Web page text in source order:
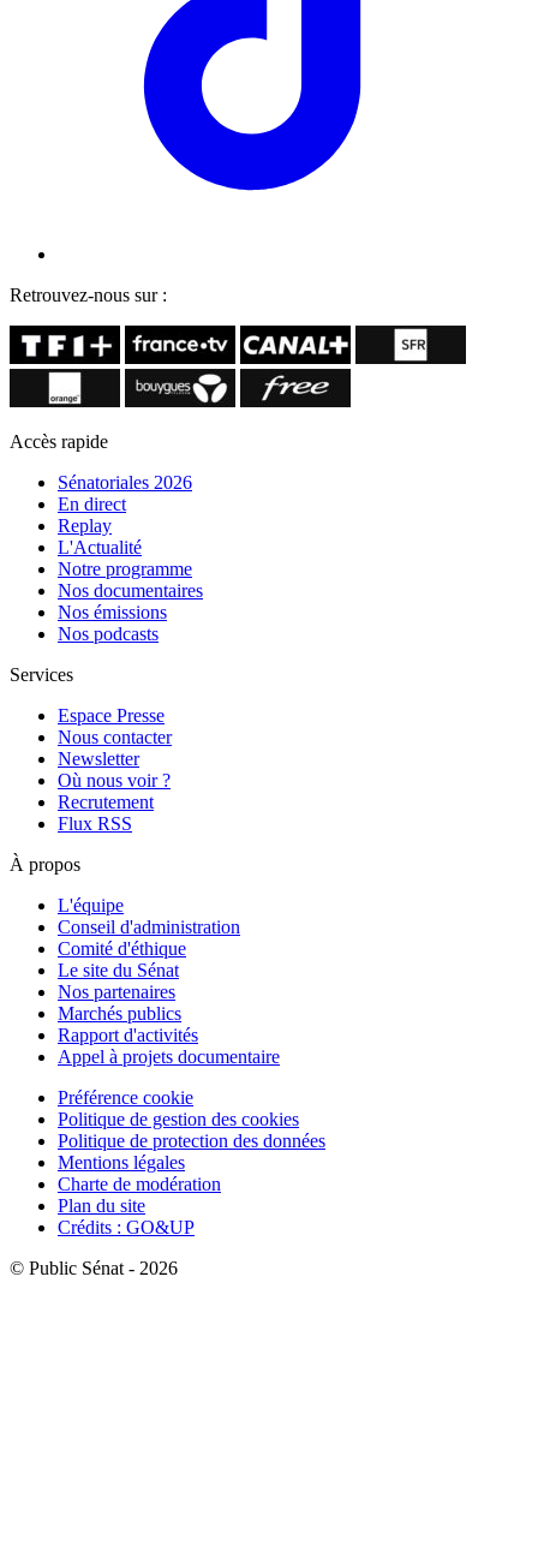
Retrouvez-nous sur :
Accès rapide
Sénatoriales 2026
En direct
Replay
L'Actualité
Notre programme
Nos documentaires
Nos émissions
Nos podcasts
Services
Espace Presse
Nous contacter
Newsletter
Où nous voir ?
Recrutement
Flux RSS
À propos
L'équipe
Conseil d'administration
Comité d'éthique
Le site du Sénat
Nos partenaires
Marchés publics
Rapport d'activités
Appel à projets documentaire
Préférence cookie
Politique de gestion des cookies
Politique de protection des données
Mentions légales
Charte de modération
Plan du site
Crédits : GO&UP
© Public Sénat - 2026